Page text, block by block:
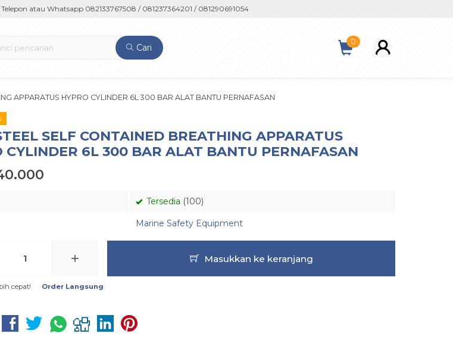
atau Whatsapp 082133767508 / 081237364201 / 081290691054
Cari
0
APPARATUS HYPRO CYLINDER 6L 300 BAR ALAT BANTU PERNAFASAN
SELF CONTAINED BREATHING APPARATUS
CYLINDER 6L 300 BAR ALAT BANTU PERNAFASAN
Tersedia (100)
Marine Safety Equipment
+ Masukkan ke keranjang
cepat! Order Langsung